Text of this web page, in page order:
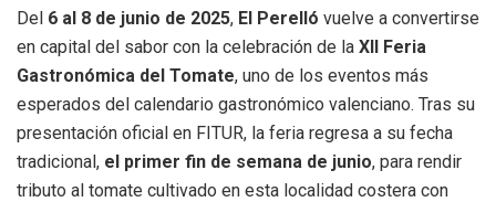
Del 6 al 8 de junio de 2025, El Perelló vuelve a convertirse
en capital del sabor con la celebración de la XII Feria
Gastronómica del Tomate, uno de los eventos más
esperados del calendario gastronómico valenciano. Tras su
presentación oficial en FITUR, la feria regresa a su fecha
tradicional, el primer fin de semana de junio, para rendir
tributo al tomate cultivado en esta localidad costera con